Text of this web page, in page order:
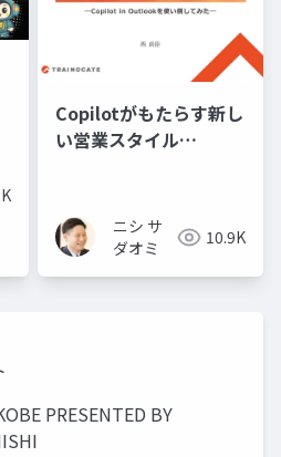
Copilotがもたらす新し
い営業スタイル
ニシ サ
ダオミ
10.9K
PRESENTED BY